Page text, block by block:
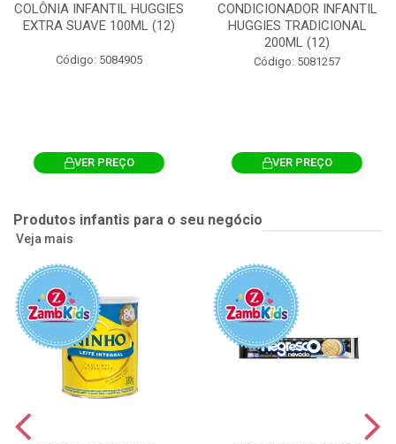
COLÔNIA INFANTIL HUGGIES
EXTRA SUAVE 100ML (12)
Código: 5084905
VER PREÇO
CONDICIONADOR INFANTIL
HUGGIES TRADICIONAL
200ML (12)
Código: 5081257
VER PREÇO
Produtos infantis para o seu negócio
Veja mais